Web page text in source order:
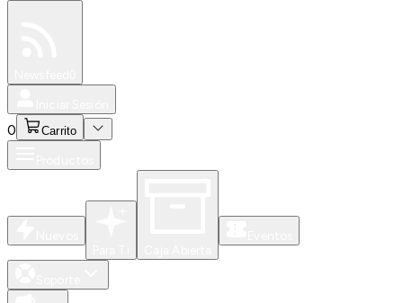
0 Carrito